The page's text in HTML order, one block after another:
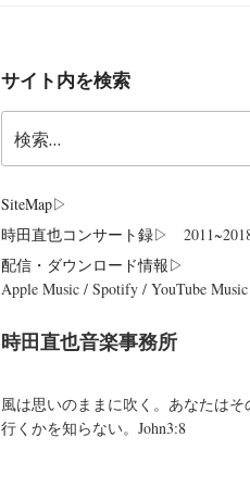
サイト内を検索
索:
SiteMap▷
時田直也コンサート録▷
配信・ダウンロード情報▷
Apple Music / Spotify / YouTube
時田直也音楽事務所
風は思いのままに吹く。あなたは
行くかを知らない。John3:8